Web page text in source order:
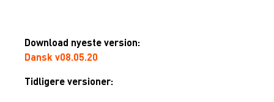
Download nyeste version:
Dansk v08.05.20
Tidligere versioner: